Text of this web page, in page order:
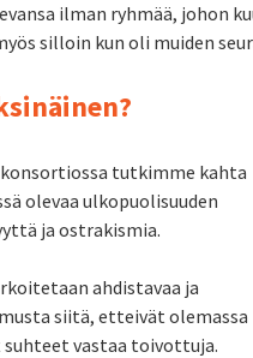
ilman ryhmää, johon
silloin kun oli muiden
tutkimme kahta
olevaa ulkopuolisuuden
ja ostrakismia.
ahdistavaa ja
siitä, etteivät olemassa
vastaa toivottuja.